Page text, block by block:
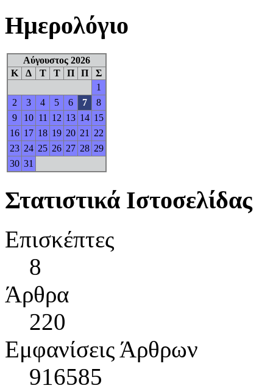
Ημερολόγιο
Αύγουστος 2026
Κ
Δ Τ Τ Π Π
Σ
1
2
3 4 5 6 7
8
9
10 11 12 13 14 15
16 17 18 19 20 21
22
23 24 25 26 27 28 29
30 31
Στατιστικά Ιστοσελίδας
Επισκέπτες
8
Άρθρα
220
Εμφανίσεις Άρθρων
916585